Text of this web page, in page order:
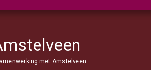
met Amstelveen